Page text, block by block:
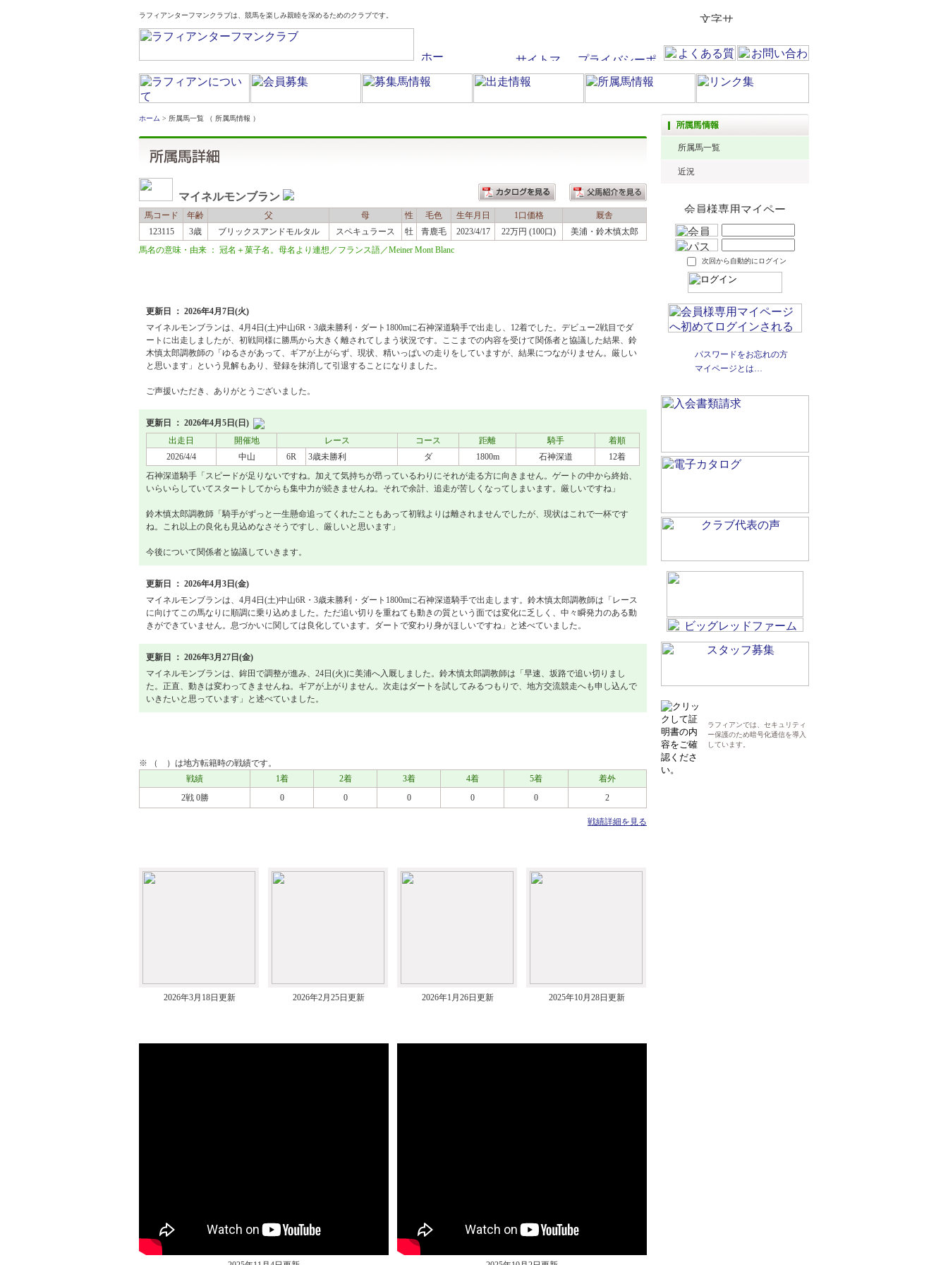
ラフィアンターフマンクラブは、競馬を楽しみ親睦を深めるためのクラブです。
ホーム > 所属馬一覧 （ 所属馬情報 ）
マイネルモンブラン
馬コード 年齢 父 母 性 毛色 生年月日 1口価格
厩舎
123115
3歳 ブリックスアンドモルタル スペキュラース 牡 青鹿毛 2023/4/17 22万円 (100口) 美浦 ・鈴木慎太郎
馬名の意味・由来 ： 冠名＋菓子名。母名より連想／フランス語／Meiner Mont Blanc
更新日 ： 2026年4月7日(火)
マイネルモンブランは、4月4日(土)中山6R・3歳未勝利・ダート1800mに石神深道騎手で出走し、12着でした。デビュー2戦目でダ
ートに出走しましたが、初戦同様に勝馬から大きく離されてしまう状況です。ここまでの内容を受けて関係者と協議した結果、鈴
木慎太郎調教師の「ゆるさがあって、ギアが上がらず、現状、精いっぱいの走りをしていますが、結果につながりません。厳しい
と思います」という見解もあり、登録を抹消して引退することになりました。
ご声援いただき、ありがとうございました。
更新日 ： 2026年4月5日(日)
出走日
開催地 レース コース 距離 騎手
着順
2026/4/4
中山 6R 3歳未勝利 ダ 1800m 石神深道
12着
石神深道騎手「スピードが足りないですね。加えて気持ちが昂っているわりにそれが走る方に向きません。ゲートの中から終始、
いらいらしていてスタートしてからも集中力が続きませんね。それで余計、追走が苦しくなってしまいます。厳しいですね」
鈴木慎太郎調教師「騎手がずっと一生懸命追ってくれたこともあって初戦よりは離されませんでしたが、現状はこれで一杯です
ね。これ以上の良化も見込めなさそうですし、厳しいと思います」
今後について関係者と協議していきます。
更新日 ： 2026年4月3日(金)
マイネルモンブランは、4月4日(土)中山6R・3歳未勝利・ダート1800mに石神深道騎手で出走します。鈴木慎太郎調教師は「レース
に向けてこの馬なりに順調に乗り込めました。ただ追い切りを重ねても動きの質という面では変化に乏しく、中々瞬発力のある動
きができていません。息づかいに関しては良化しています。ダートで変わり身がほしいですね」と述べていました。
更新日 ： 2026年3月27日(金)
マイネルモンブランは、鉾田で調整が進み、24日(火)に美浦へ入厩しました。鈴木慎太郎調教師は「早速、坂路で追い切りまし
た。正直、動きは変わってきませんね。ギアが上がりません。次走はダートを試してみるつもりで、地方交流競走へも申し込んで
いきたいと思っています」と述べていました。
※ （ ）は地方転籍時の戦績です。
戦績
1着 2着 3着 4着 5着
着外
2戦 0勝
0 0 0 0 0 2
戦績詳細を見る
2026年3月18日更新 2026年2月25日更新 2026年1月26日更新 2025年10月28日更新
所属馬一覧
近況
次回から自動的にログイン
パスワードをお忘れの方
マイページとは…
ラフィアンでは、セキュリティ
ー保護のため暗号化通信を導入
しています。